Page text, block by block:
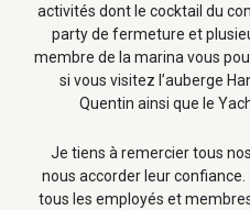
activités dont le cocktail du
party de fermeture et
membre de la marina vous
si vous visitez l’auberge
Quentin ainsi que le
Je tiens à remercier tous
nous accorder leur
tous les employés et